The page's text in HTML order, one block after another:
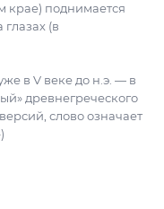
крае) поднимается
(в
в V веке до н.э. — в
древнегреческого
слово означает